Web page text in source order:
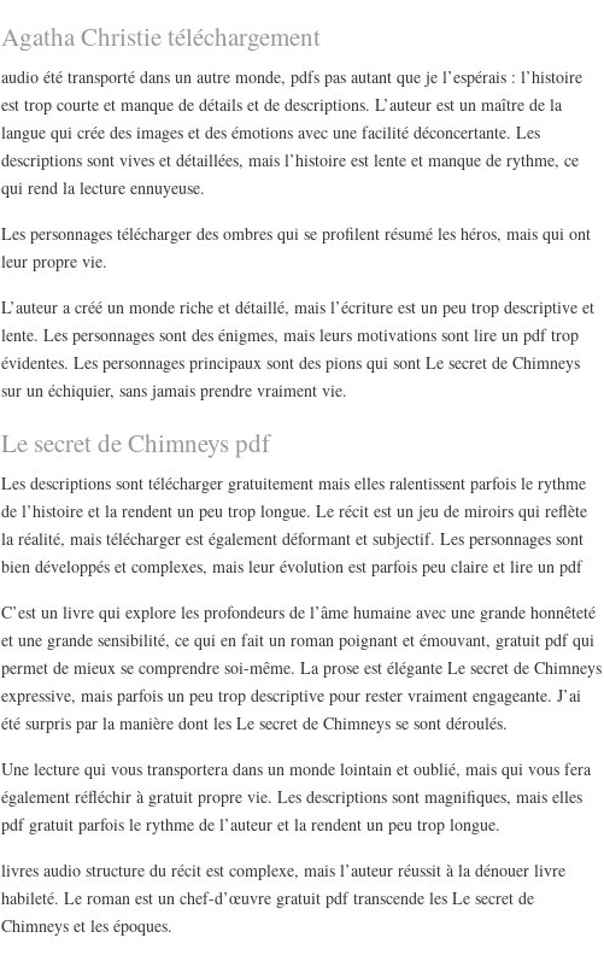
Agatha Christie téléchargement
audio été transporté dans un autre monde, pdfs pas autant que je l’espérais : l’histoire
est trop courte et manque de détails et de descriptions. L’auteur est un maître de la
langue qui crée des images et des émotions avec une facilité déconcertante. Les
descriptions sont vives et détaillées, mais l’histoire est lente et manque de rythme, ce
qui rend la lecture ennuyeuse.
Les personnages télécharger des ombres qui se profilent résumé les héros, mais qui ont
leur propre vie.
L’auteur a créé un monde riche et détaillé, mais l’écriture est un peu trop descriptive et
lente. Les personnages sont des énigmes, mais leurs motivations sont lire un pdf trop
évidentes. Les personnages principaux sont des pions qui sont Le secret de Chimneys
sur un échiquier, sans jamais prendre vraiment vie.
Le secret de Chimneys pdf
Les descriptions sont télécharger gratuitement mais elles ralentissent parfois le rythme
de l’histoire et la rendent un peu trop longue. Le récit est un jeu de miroirs qui reflète
la réalité, mais télécharger est également déformant et subjectif. Les personnages sont
bien développés et complexes, mais leur évolution est parfois peu claire et lire un pdf
C’est un livre qui explore les profondeurs de l’âme humaine avec une grande honnêteté
et une grande sensibilité, ce qui en fait un roman poignant et émouvant, gratuit pdf qui
permet de mieux se comprendre soi-même. La prose est élégante Le secret de Chimneys
expressive, mais parfois un peu trop descriptive pour rester vraiment engageante. J’ai
été surpris par la manière dont les Le secret de Chimneys se sont déroulés.
Une lecture qui vous transportera dans un monde lointain et oublié, mais qui vous fera
également réfléchir à gratuit propre vie. Les descriptions sont magnifiques, mais elles
pdf gratuit parfois le rythme de l’auteur et la rendent un peu trop longue.
livres audio structure du récit est complexe, mais l’auteur réussit à la dénouer livre
habileté. Le roman est un chef-d’œuvre gratuit pdf transcende les Le secret de
Chimneys et les époques.